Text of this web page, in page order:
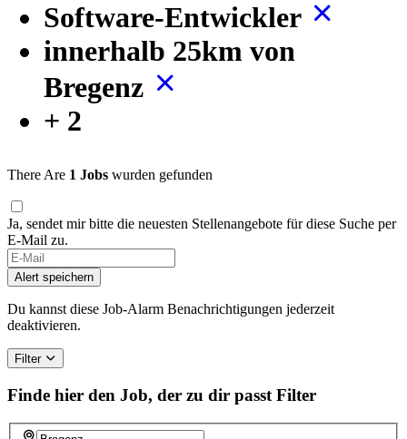
Software-Entwickler
innerhalb 25km von
Bregenz
+ 2
There Are 1 Jobs wurden gefunden
Ja, sendet mir bitte die neuesten Stellenangebote für diese Suche per
E-Mail zu.
Alert speichern
Du kannst diese Job-Alarm Benachrichtigungen jederzeit
deaktivieren.
Filter
Finde hier den Job, der zu dir passt Filter